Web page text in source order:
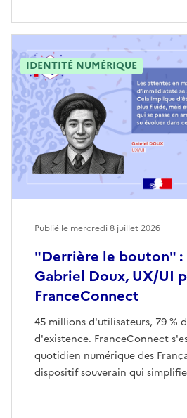
"Derrière le bouton" :
Gabriel Doux, UX/UI
FranceConnect
45 millions d'utilisateurs, 79 %
d'existence. FranceConnect
quotidien numérique des
dispositif souverain qui
Publié le mercredi 8 juillet 2026
IDENTITÉ NUMÉRIQUE